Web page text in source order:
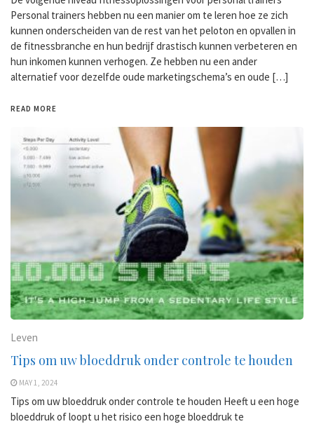
Personal trainers hebben nu een manier om te leren hoe ze zich
kunnen onderscheiden van de rest van het peloton en opvallen in
de fitnessbranche en hun bedrijf drastisch kunnen verbeteren en
hun inkomen kunnen verhogen. Ze hebben nu een ander
alternatief voor dezelfde oude marketingschema’s en oude […]
READ MORE
Leven
Tips om uw bloeddruk onder controle te houden
MAY 1, 2024
Tips om uw bloeddruk onder controle te houden Heeft u een hoge
bloeddruk of loopt u het risico een hoge bloeddruk te